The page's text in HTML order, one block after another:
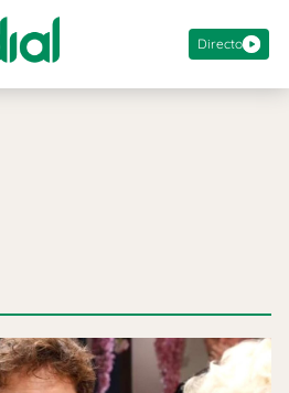
Directo